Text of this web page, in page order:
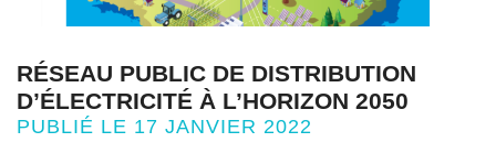
RÉSEAU PUBLIC DE DISTRIBUTION
D’ÉLECTRICITÉ À L’HORIZON 2050
PUBLIÉ LE 17 JANVIER 2022